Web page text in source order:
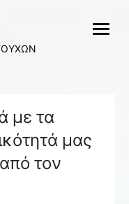
open
με τα
μας
τον